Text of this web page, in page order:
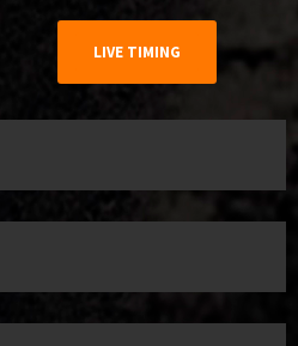
LIVE TIMING